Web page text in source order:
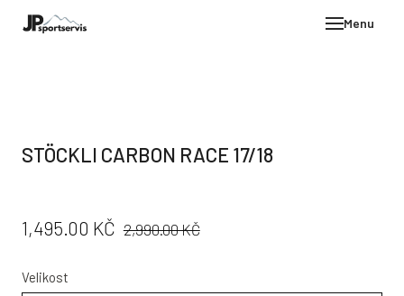
Menu
STÖCKLI CARBON RACE 17/18
CENA:
1,495.00 KČ PŮVODNÍ
2,990.00 KČ
Velikost